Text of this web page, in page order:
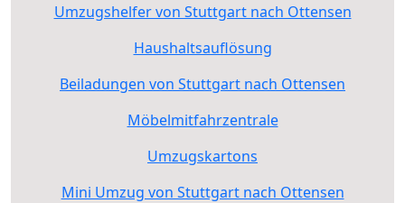
Umzugshelfer von Stuttgart nach Ottensen
Haushaltsauflösung
Beiladungen von Stuttgart nach Ottensen
Möbelmitfahrzentrale
Umzugskartons
Mini Umzug von Stuttgart nach Ottensen